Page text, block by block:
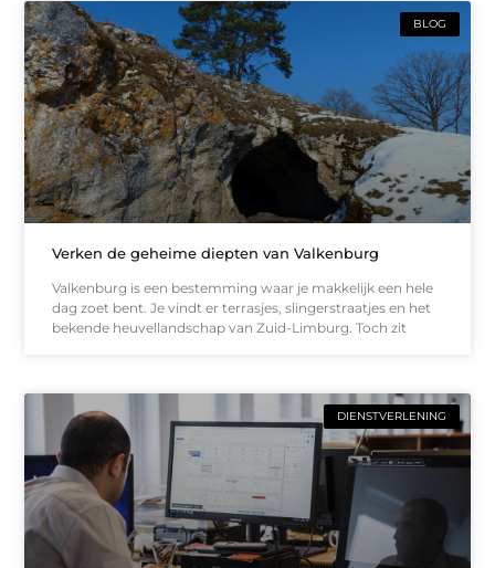
BLOG
Verken de geheime diepten van Valkenburg
Valkenburg is een bestemming waar je makkelijk een hele
dag zoet bent. Je vindt er terrasjes, slingerstraatjes en het
bekende heuvellandschap van Zuid-Limburg. Toch zit
DIENSTVERLENING